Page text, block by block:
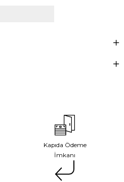
Kapıda Ödeme
İmkanı